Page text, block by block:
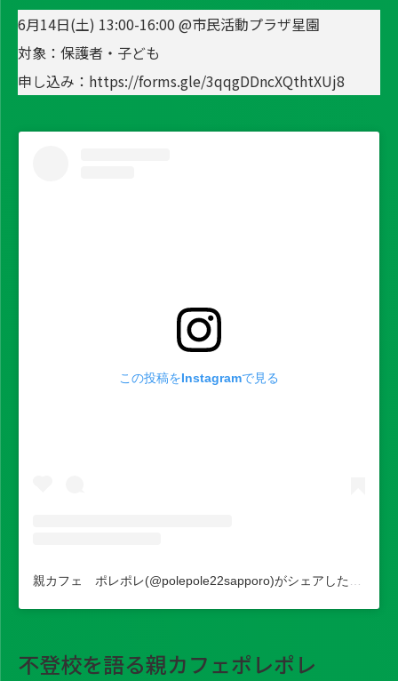
6月14日(土) 13:00-16:00 @市民活動プラザ星園
対象：保護者・子ども
申し込み： https://forms.gle/3qqgDDncXQthtXUj8
この投稿をInstagramで見る
親カフェ ポレポレ(@polepole22sapporo)がシェアした投稿
不登校を語る親カフェポレポレ